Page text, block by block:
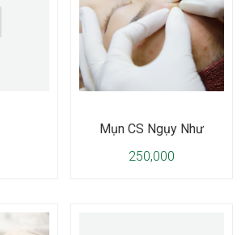
Mụn CS Ngụy Như
250,000